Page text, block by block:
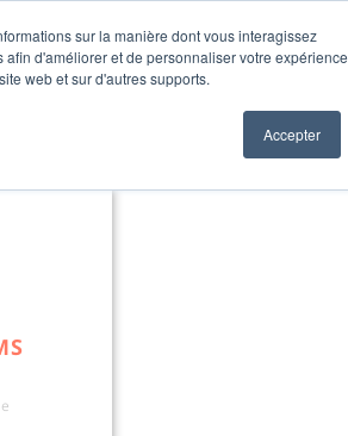
sur la manière dont vous interagissez
d'améliorer et de personnaliser votre expérience
web et sur d'autres supports.
Accepter